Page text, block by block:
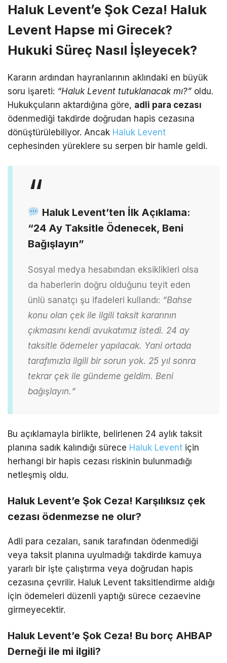
Haluk Levent’e Şok Ceza! Haluk
Levent Hapse mi Girecek?
Hukuki Süreç Nasıl İşleyecek?
Kararın ardından hayranlarının aklındaki en büyük
soru işareti: “Haluk Levent tutuklanacak mı?” oldu.
Hukukçuların aktardığına göre, adli para cezası
ödenmediği takdirde doğrudan hapis cezasına
dönüştürülebiliyor. Ancak Haluk Levent
cephesinden yüreklere su serpen bir hamle geldi.
Haluk Levent’ten İlk Açıklama:
“24 Ay Taksitle Ödenecek, Beni
Bağışlayın”
Sosyal medya hesabından eksiklikleri olsa
da haberlerin doğru olduğunu teyit eden
ünlü sanatçı şu ifadeleri kullandı: “Bahse
konu olan çek ile ilgili taksit kararının
çıkmasını kendi avukatımız istedi. 24 ay
taksitle ödemeler yapılacak. Yani ortada
tarafımızla ilgili bir sorun yok. 25 yıl sonra
tekrar çek ile gündeme geldim. Beni
bağışlayın. “
Bu açıklamayla birlikte, belirlenen 24 aylık taksit
planına sadık kalındığı sürece Haluk Levent için
herhangi bir hapis cezası riskinin bulunmadığı
netleşmiş oldu.
Haluk Levent’e Şok Ceza! Karşılıksız çek
cezası ödenmezse ne olur?
Adli para cezaları, sanık tarafından ödenmediği
veya taksit planına uyulmadığı takdirde kamuya
yararlı bir işte çalıştırma veya doğrudan hapis
cezasına çevrilir. Haluk Levent taksitlendirme aldığı
için ödemeleri düzenli yaptığı sürece cezaevine
girmeyecektir.
Haluk Levent’e Şok Ceza! Bu borç AHBAP
Derneği ile mi ilgili?